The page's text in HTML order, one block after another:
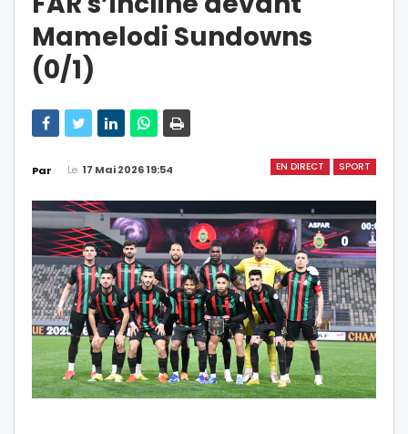
Mamelodi Sundowns
(0/1)
EN DIRECT SPORT
Par Le 17 Mai 2026 19:54